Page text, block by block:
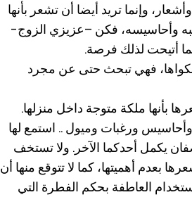
وإنما تريد أيضا أن تشعر بأنها
وأحاسيسه، فكن –عزيزي الزوج-
أتيحت لذلك فرصة.
فهي تبحث حتى عن مجرد
بأنها ملكة متوجة داخل منزلها.
ورغبات وميول .. استمع لها
يكمل أحدكما الآخر. ولا تستخف
بعدم أهميتها، كما لا تتوقع منها أن
العاطفة بحكم الفطرة التي